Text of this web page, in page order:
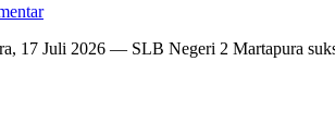
17 Juli 2026 — SLB Negeri 2 Martapura